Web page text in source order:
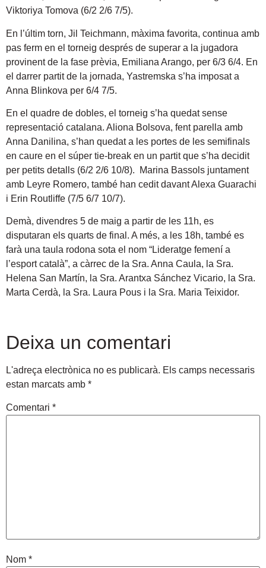
Viktoriya Tomova (6/2 2/6 7/5).
En l’últim torn, Jil Teichmann, màxima favorita, continua amb
pas ferm en el torneig després de superar a la jugadora
provinent de la fase prèvia, Emiliana Arango, per 6/3 6/4. En
el darrer partit de la jornada, Yastremska s’ha imposat a
Anna Blinkova per 6/4 7/5.
En el quadre de dobles, el torneig s’ha quedat sense
representació catalana. Aliona Bolsova, fent parella amb
Anna Danilina, s’han quedat a les portes de les semifinals
en caure en el súper tie-break en un partit que s’ha decidit
per petits detalls (6/2 2/6 10/8). Marina Bassols juntament
amb Leyre Romero, també han cedit davant Alexa Guarachi
i Erin Routliffe (7/5 6/7 10/7).
Demà, divendres 5 de maig a partir de les 11h, es
disputaran els quarts de final. A més, a les 18h, també es
farà una taula rodona sota el nom “Lideratge femení a
l’esport català”, a càrrec de la Sra. Anna Caula, la Sra.
Helena San Martín, la Sra. Arantxa Sánchez Vicario, la Sra.
Marta Cerdà, la Sra. Laura Pous i la Sra. Maria Teixidor.
Deixa un comentari
L'adreça electrònica no es publicarà. Els camps necessaris
estan marcats amb *
Comentari *
Nom *